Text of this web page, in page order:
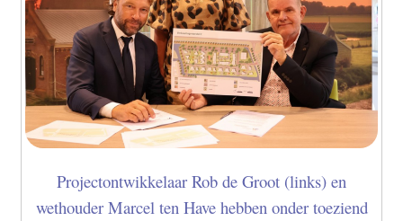
Projectontwikkelaar Rob de Groot (links) en
wethouder Marcel ten Have hebben onder toeziend